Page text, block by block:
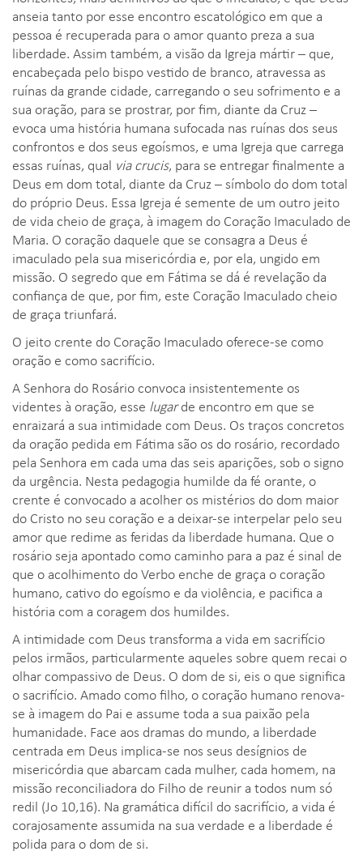
anseia tanto por esse encontro escatológico em que a
pessoa é recuperada para o amor quanto preza a sua
liberdade. Assim também, a visão da Igreja mártir – que,
encabeçada pelo bispo vestido de branco, atravessa as
ruínas da grande cidade, carregando o seu sofrimento e a
sua oração, para se prostrar, por fim, diante da Cruz –
evoca uma história humana sufocada nas ruínas dos seus
confrontos e dos seus egoísmos, e uma Igreja que carrega
essas ruínas, qual via crucis, para se entregar finalmente a
Deus em dom total, diante da Cruz – símbolo do dom total
do próprio Deus. Essa Igreja é semente de um outro jeito
de vida cheio de graça, à imagem do Coração Imaculado de
Maria. O coração daquele que se consagra a Deus é
imaculado pela sua misericórdia e, por ela, ungido em
missão. O segredo que em Fátima se dá é revelação da
confiança de que, por fim, este Coração Imaculado cheio
de graça triunfará.
O jeito crente do Coração Imaculado oferece-se como
oração e como sacrifício.
A Senhora do Rosário convoca insistentemente os
videntes à oração, esse lugarde encontro em que se
enraizará a sua intimidade com Deus. Os traços concretos
da oração pedida em Fátima são os do rosário, recordado
pela Senhora em cada uma das seis aparições, sob o signo
da urgência. Nesta pedagogia humilde da fé orante, o
crente é convocado a acolher os mistérios do dom maior
do Cristo no seu coração e a deixar-se interpelar pelo seu
amor que redime as feridas da liberdade humana. Que o
rosário seja apontado como caminho para a paz é sinal de
que o acolhimento do Verbo enche de graça o coração
humano, cativo do egoísmo e da violência, e pacifica a
história com a coragem dos humildes.
A intimidade com Deus transforma a vida em sacrifício
pelos irmãos, particularmente aqueles sobre quem recai o
olhar compassivo de Deus. O dom de si, eis o que significa
o sacrifício. Amado como filho, o coração humano renova-
se à imagem do Pai e assume toda a sua paixão pela
humanidade. Face aos dramas do mundo, a liberdade
centrada em Deus implica-se nos seus desígnios de
misericórdia que abarcam cada mulher, cada homem, na
missão reconciliadora do Filho de reunir a todos num só
redil (Jo 10,16). Na gramática difícil do sacrifício, a vida é
corajosamente assumida na sua verdade e a liberdade é
polida para o dom de si.